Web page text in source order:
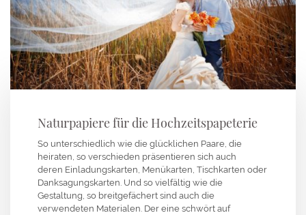
Naturpapiere für die Hochzeitspapeterie
So unterschiedlich wie die glücklichen Paare, die
heiraten, so verschieden präsentieren sich auch
deren Einladungskarten, Menükarten, Tischkarten oder
Danksagungskarten. Und so vielfältig wie die
Gestaltung, so breitgefächert sind auch die
verwendeten Materialen. Der eine schwört auf